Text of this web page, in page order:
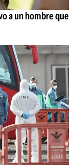
a un hombre que